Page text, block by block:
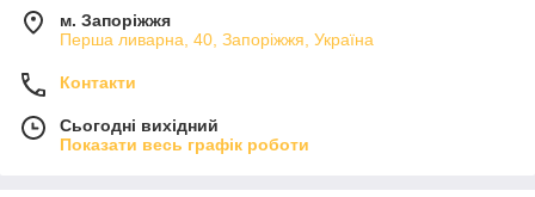
м. Запоріжжя
Перша ливарна, 40, Запоріжжя, Україна
Контакти
Сьогодні вихідний
Показати весь графік роботи